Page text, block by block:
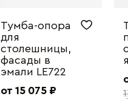
Тумба-опора
для
столешницы,
фасады в
эмали LE722
от 15 075 ₽